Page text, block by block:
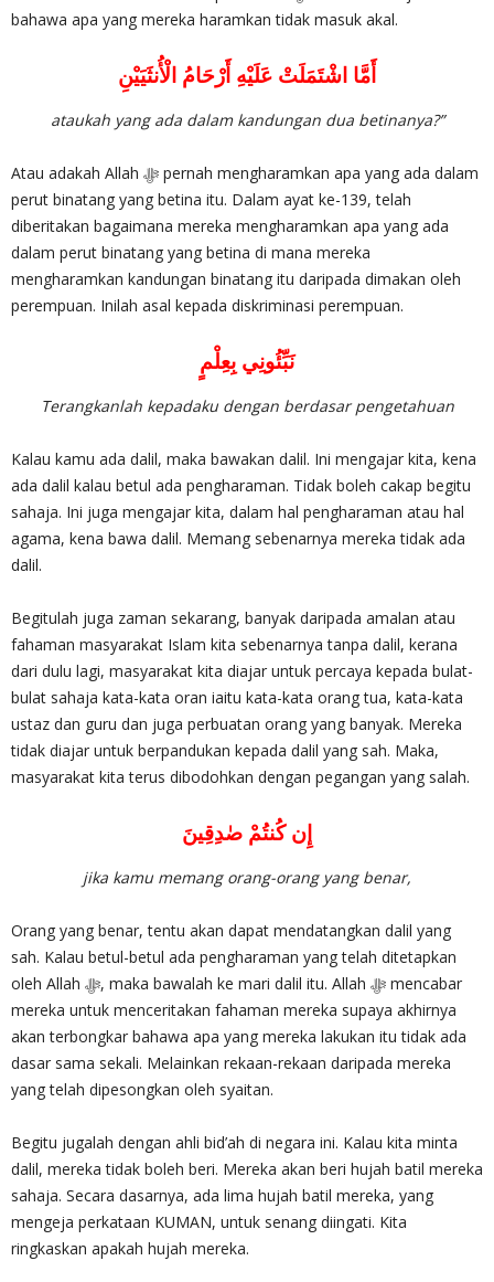
bahawa apa yang mereka haramkan tidak masuk akal.
أَمَّا اشْتَمَلَتْ عَلَيْهِ أَرْحَامُ الْأُنثَيَيْنِ
ataukah yang ada dalam kandungan dua betinanya?”
Atau adakah Allah ‎ﷻ pernah mengharamkan apa yang ada dalam
perut binatang yang betina itu. Dalam ayat ke-139, telah
diberitakan bagaimana mereka mengharamkan apa yang ada
dalam perut binatang yang betina di mana mereka
mengharamkan kandungan binatang itu daripada dimakan oleh
perempuan. Inilah asal kepada diskriminasi perempuan.
نَبِّئُونِي بِعِلْمٍ
Terangkanlah kepadaku dengan berdasar pengetahuan
Kalau kamu ada dalil, maka bawakan dalil. Ini mengajar kita, kena
ada dalil kalau betul ada pengharaman. Tidak boleh cakap begitu
sahaja. Ini juga mengajar kita, dalam hal pengharaman atau hal
agama, kena bawa dalil. Memang sebenarnya mereka tidak ada
dalil.
Begitulah juga zaman sekarang, banyak daripada amalan atau
fahaman masyarakat Islam kita sebenarnya tanpa dalil, kerana
dari dulu lagi, masyarakat kita diajar untuk percaya kepada bulat-
bulat sahaja kata-kata oran iaitu kata-kata orang tua, kata-kata
ustaz dan guru dan juga perbuatan orang yang banyak. Mereka
tidak diajar untuk berpandukan kepada dalil yang sah. Maka,
masyarakat kita terus dibodohkan dengan pegangan yang salah.
إِن كُنتُمْ صٰدِقِينَ
jika kamu memang orang-orang yang benar,
Orang yang benar, tentu akan dapat mendatangkan dalil yang
sah. Kalau betul-betul ada pengharaman yang telah ditetapkan
oleh Allah ‎ﷻ, maka bawalah ke mari dalil itu. Allah ‎ﷻ mencabar
mereka untuk menceritakan fahaman mereka supaya akhirnya
akan terbongkar bahawa apa yang mereka lakukan itu tidak ada
dasar sama sekali. Melainkan rekaan-rekaan daripada mereka
yang telah dipesongkan oleh syaitan.
Begitu jugalah dengan ahli bid’ah di negara ini. Kalau kita minta
dalil, mereka tidak boleh beri. Mereka akan beri hujah batil mereka
sahaja. Secara dasarnya, ada lima hujah batil mereka, yang
mengeja perkataan KUMAN, untuk senang diingati. Kita
ringkaskan apakah hujah mereka.